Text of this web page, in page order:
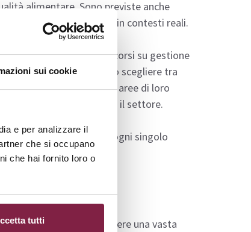
sui cookie
e per analizzare il
che si occupano
che hai fornito loro o
tutti
alimentare. Sono previste anche
le conoscenze teoriche in contesti reali.
e imprenditoriali, con corsi su gestione
Gli studenti possono scegliere tra
e specializzarsi in aree di loro
un tema di rilevanza per il settore.
nello specifico di ogni singolo
possono intraprendere una vasta